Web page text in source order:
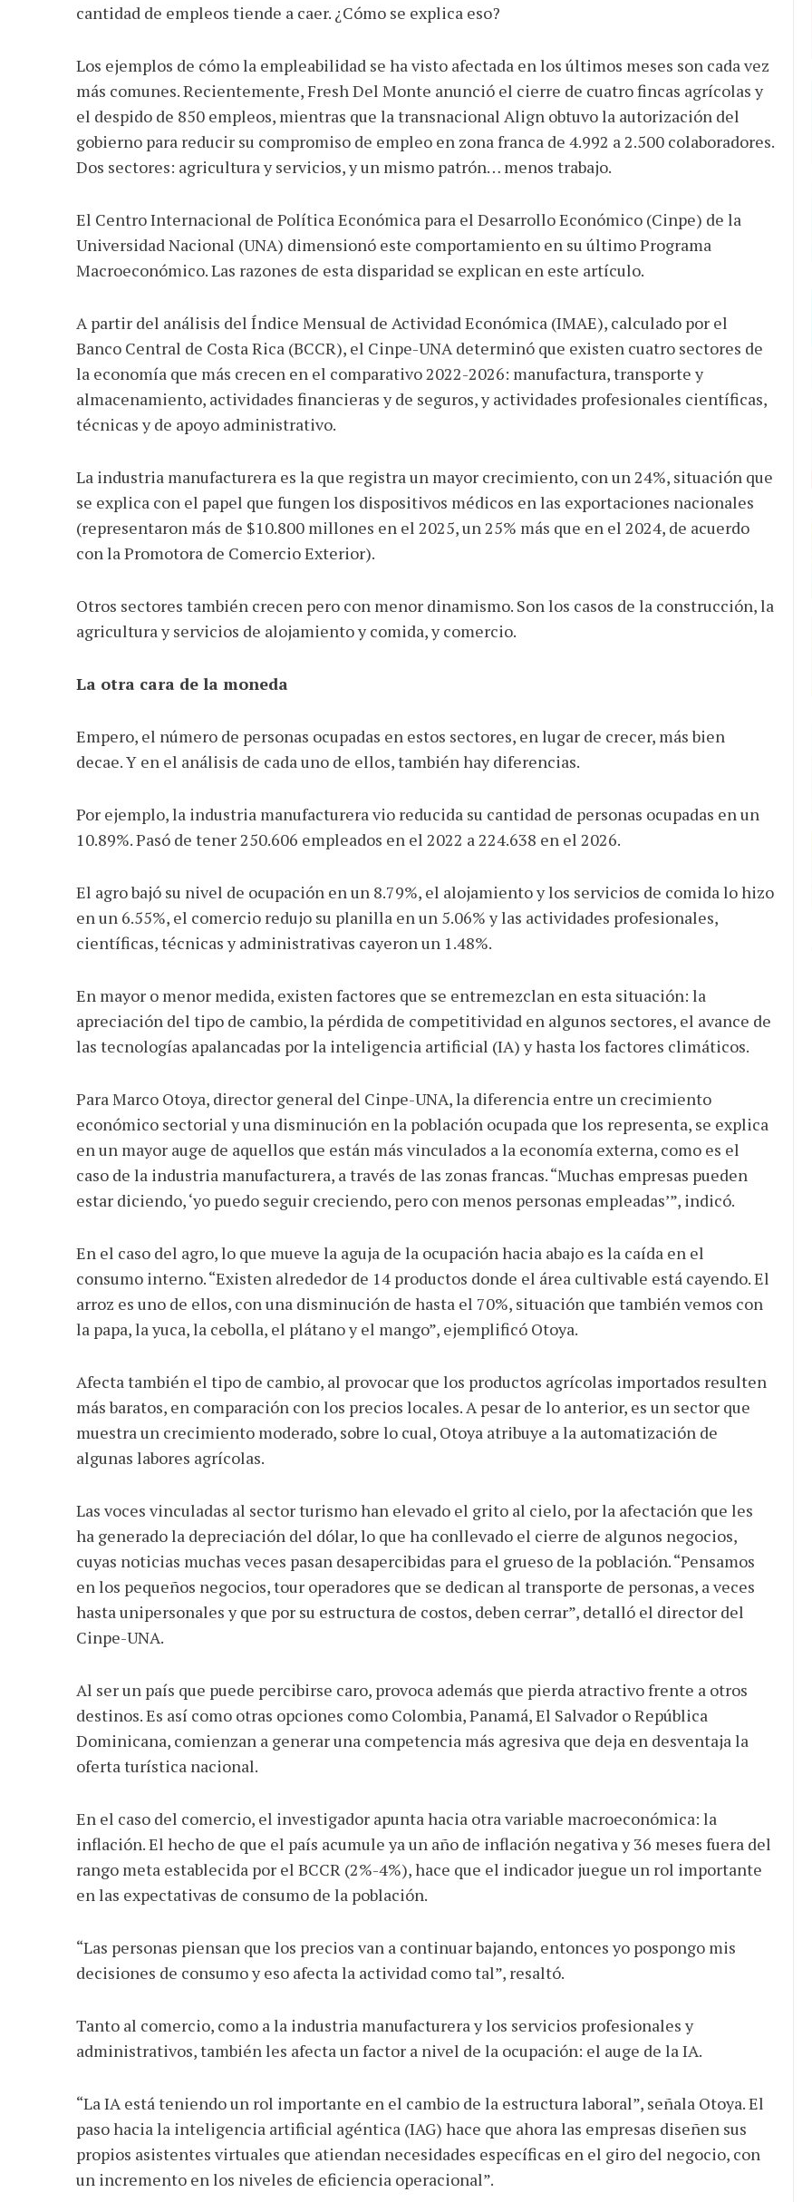
cantidad de empleos tiende a caer. ¿Cómo se explica eso?
Los ejemplos de cómo la empleabilidad se ha visto afectada en los últimos meses son cada vez
más comunes. Recientemente, Fresh Del Monte anunció el cierre de cuatro fincas agrícolas y
el despido de 850 empleos, mientras que la transnacional Align obtuvo la autorización del
gobierno para reducir su compromiso de empleo en zona franca de 4.992 a 2.500 colaboradores.
Dos sectores: agricultura y servicios, y un mismo patrón… menos trabajo.
El Centro Internacional de Política Económica para el Desarrollo Económico (Cinpe) de la
Universidad Nacional (UNA) dimensionó este comportamiento en su último Programa
Macroeconómico. Las razones de esta disparidad se explican en este artículo.
A partir del análisis del Índice Mensual de Actividad Económica (IMAE), calculado por el
Banco Central de Costa Rica (BCCR), el Cinpe-UNA determinó que existen cuatro sectores de
la economía que más crecen en el comparativo 2022-2026: manufactura, transporte y
almacenamiento, actividades financieras y de seguros, y actividades profesionales científicas,
técnicas y de apoyo administrativo.
La industria manufacturera es la que registra un mayor crecimiento, con un 24%, situación que
se explica con el papel que fungen los dispositivos médicos en las exportaciones nacionales
(representaron más de $10.800 millones en el 2025, un 25% más que en el 2024, de acuerdo
con la Promotora de Comercio Exterior).
Otros sectores también crecen pero con menor dinamismo. Son los casos de la construcción, la
agricultura y servicios de alojamiento y comida, y comercio.
La otra cara de la moneda
Empero, el número de personas ocupadas en estos sectores, en lugar de crecer, más bien
decae. Y en el análisis de cada uno de ellos, también hay diferencias.
Por ejemplo, la industria manufacturera vio reducida su cantidad de personas ocupadas en un
10.89%. Pasó de tener 250.606 empleados en el 2022 a 224.638 en el 2026.
El agro bajó su nivel de ocupación en un 8.79%, el alojamiento y los servicios de comida lo hizo
en un 6.55%, el comercio redujo su planilla en un 5.06% y las actividades profesionales,
científicas, técnicas y administrativas cayeron un 1.48%.
En mayor o menor medida, existen factores que se entremezclan en esta situación: la
apreciación del tipo de cambio, la pérdida de competitividad en algunos sectores, el avance de
las tecnologías apalancadas por la inteligencia artificial (IA) y hasta los factores climáticos.
Para Marco Otoya, director general del Cinpe-UNA, la diferencia entre un crecimiento
económico sectorial y una disminución en la población ocupada que los representa, se explica
en un mayor auge de aquellos que están más vinculados a la economía externa, como es el
caso de la industria manufacturera, a través de las zonas francas. “Muchas empresas pueden
estar diciendo, ‘yo puedo seguir creciendo, pero con menos personas empleadas’”, indicó.
En el caso del agro, lo que mueve la aguja de la ocupación hacia abajo es la caída en el
consumo interno. “Existen alrededor de 14 productos donde el área cultivable está cayendo. El
arroz es uno de ellos, con una disminución de hasta el 70%, situación que también vemos con
la papa, la yuca, la cebolla, el plátano y el mango”, ejemplificó Otoya.
Afecta también el tipo de cambio, al provocar que los productos agrícolas importados resulten
más baratos, en comparación con los precios locales. A pesar de lo anterior, es un sector que
muestra un crecimiento moderado, sobre lo cual, Otoya atribuye a la automatización de
algunas labores agrícolas.
Las voces vinculadas al sector turismo han elevado el grito al cielo, por la afectación que les
ha generado la depreciación del dólar, lo que ha conllevado el cierre de algunos negocios,
cuyas noticias muchas veces pasan desapercibidas para el grueso de la población. “Pensamos
en los pequeños negocios, tour operadores que se dedican al transporte de personas, a veces
hasta unipersonales y que por su estructura de costos, deben cerrar”, detalló el director del
Cinpe-UNA.
Al ser un país que puede percibirse caro, provoca además que pierda atractivo frente a otros
destinos. Es así como otras opciones como Colombia, Panamá, El Salvador o República
Dominicana, comienzan a generar una competencia más agresiva que deja en desventaja la
oferta turística nacional.
En el caso del comercio, el investigador apunta hacia otra variable macroeconómica: la
inflación. El hecho de que el país acumule ya un año de inflación negativa y 36 meses fuera del
rango meta establecida por el BCCR (2%-4%), hace que el indicador juegue un rol importante
en las expectativas de consumo de la población.
“Las personas piensan que los precios van a continuar bajando, entonces yo pospongo mis
decisiones de consumo y eso afecta la actividad como tal”, resaltó.
Tanto al comercio, como a la industria manufacturera y los servicios profesionales y
administrativos, también les afecta un factor a nivel de la ocupación: el auge de la IA.
“La IA está teniendo un rol importante en el cambio de la estructura laboral”, señala Otoya. El
paso hacia la inteligencia artificial agéntica (IAG) hace que ahora las empresas diseñen sus
propios asistentes virtuales que atiendan necesidades específicas en el giro del negocio, con
un incremento en los niveles de eficiencia operacional”.